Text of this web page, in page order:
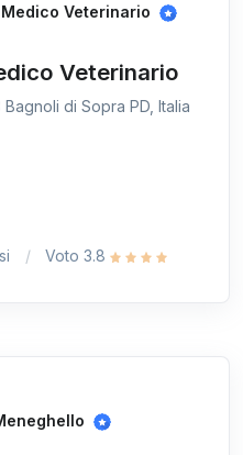
Veterinario
Veterinario
di Sopra PD, Italia
Voto 3.8